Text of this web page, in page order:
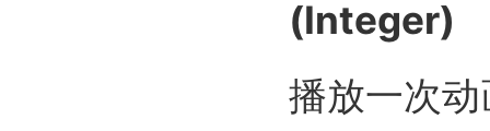
(Integer)
播放一次